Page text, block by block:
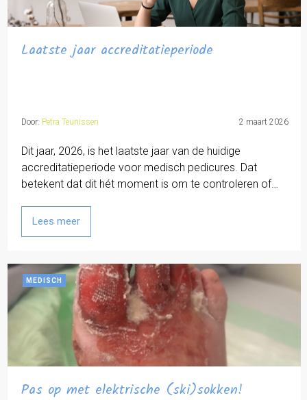
Laatste jaar accreditatieperiode
Door: Petra Teunissen 2 maart 2026
Dit jaar, 2026, is het laatste jaar van de huidige
accreditatieperiode voor medisch pedicures. Dat
betekent dat dit hét moment is om te controleren of…
Lees meer
MEDISCH
Pas op met elektrische (ski)sokken!